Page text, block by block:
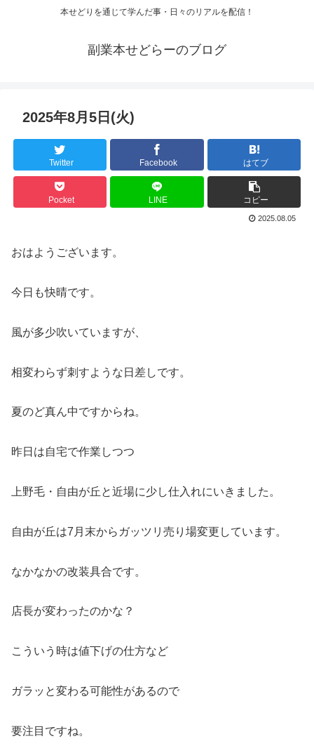
本せどりを通じて学んだ事・日々のリアルを配信！
副業本せどらーのブログ
2025年8月5日(火)
Twitter Facebook はてブ
Pocket LINE コピー
2025.08.05
おはようございます。
今日も快晴です。
風が多少吹いていますが、
相変わらず刺すような日差しです。
夏のど真ん中ですからね。
昨日は自宅で作業しつつ
上野毛・自由が丘と近場に少し仕入れにいきました。
自由が丘は7月末からガッツリ売り場変更しています。
なかなかの改装具合です。
店長が変わったのかな？
こういう時は値下げの仕方など
ガラッと変わる可能性があるので
要注目ですね。